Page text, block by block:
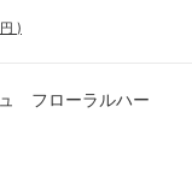
円 )
フローラルハー